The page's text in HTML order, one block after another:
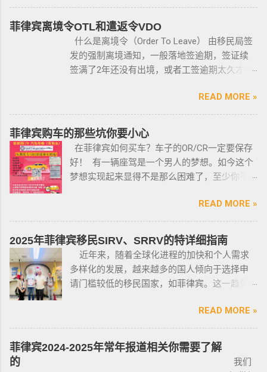
局的枪支和爆炸物部门监管，该部门先进行背
景调查，再向申请人发放枪支许可证，如果想
获得枪支，这个审核的过程是必不可少的。 在
菲律宾申请合法持有枪支，申请人必须年满21
岁，并且通过背景调查，才能获得持有执照。
申请过程还包括通过药物测试丶获得法庭许可
丶精神病学检查丶国家警察许可丶参加菲律宾
宾的相关法律，一些行业的从业人员如律师丶
菲律宾律师协会的成员丶注册会计师丶有资质
的媒体从业人员丶出纳丶银行柜员丶天主教神
父丶基督教牧师丶犹太教拉比丶伊斯兰教阿訇
小型枪械，原因是他们的职业“岌岌可危”。 只有
处于实际的威胁之下，或者由于职业丶专业或
商业性质而处于危险之中的人，才会被认定为
有资格申请。 由于经商需要，存在较高风险成
为犯罪分子目标的商人，也可以申请携带许可
证。 据悉，这些行业的人们必须通过药物和心
的两年以上徒刑的案子，才可以获得特殊枪支
下，才可以携带枪支。 菲律宾当局表示，新法
律将帮助他们更好地规范使用枪械，遏制涉枪
菲律宾离境令OTL和遣返令VDO
什么是离境令（Order To Leave） 由移民局签
发的强制离境通知，一般落地签逾期，签证续
签满了2年还没有出境，或者工签逾期太久才降
工签，47a(2)签证，降签之后，也是带离境令
的，移民局要求必须离境。 多数情况下，被发
离境令，只要在规定时间内离开菲律宾，是不
会上移民局黑名单的。想了解更多最新信息欢
迎联系和咨询我们，微信：BGC998 电报
@BGC998 Whats app：+63 912-0912-222 电
话：0912-0912-222 优先使用TG免验证，咨询
请主动告知咨询项目，菲律宾MAKATI 实体公
什么是遣返令VDO（Voluntary Deportation
Order） 一般都是非法行为导致被遣返，情节比
较严重。例如19-20年，很多客户是非法用落地
签转旅游签。 一般遣返客户都会成为“菲律宾不
次再来需要洗黑。 哪些情况会被遣返？ 1. 落地
签转旅游签的旅客，如果没有提前在移民局处
理，出境在机场就被扣护照。 2. 2016年克拉克
事件被抓的，又保关入境的客户必须要做遣返
READ MORE »
菲律宾购车的那些坑你要小心
在菲律宾如何买车？车子的OR/CR一定要保存
好！ 有一辆座驾是一个男人的梦想。如今这个
梦想实现起来显得不是那么困难了，至少你不
律宾就可以买一辆代步车，所以此贴仅供预算
有限的新人提供参考，大神勿喷。 废话不多
说，菲律宾买车的时候最好选择本地人开的车
行，年限4年内的最好，一般没啥通病，最好自
己去网上搜索，二手车网站也可以，原因我就
不详细说明了，中国人卖的车很多调表 很多有
暗伤才卖； 找到你心爱的车的时候千万不要着
急下单，一定要多渠道比价，多维度评估，最
车人和 和你交易的是不是同一个人 ； 在菲买二
手车一般都是车主将车卖给车行，车行再把车
READ MORE »
2025年菲律宾移民SIRV、SRRV的特详细指南
近年来，随着全球化进程的加快和个人需求
多样化的发展，越来越多的国人倾向于选择申
请门槛较低的移民国家，如菲律宾。这一趋势
申请菲律宾的移民签证呢？ 接下来，我们将
分析菲律宾移民签证之所以 备受欢迎的几大原
因，并简要概述其申请条件与流程。菲律宾移
民签证和其他国家相比有很多独特的优势：其
申请成本相对较低，地理位置与中国相近，没
READ MORE »
菲律宾2024-2025年常年报道相关你需要了解
的
我们